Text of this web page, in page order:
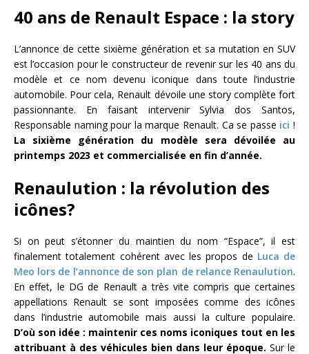
40 ans de Renault Espace : la story
L’annonce de cette sixième génération et sa mutation en SUV
est l’occasion pour le constructeur de revenir sur les 40 ans du
modèle et ce nom devenu iconique dans toute l’industrie
automobile. Pour cela, Renault dévoile une story complète fort
passionnante. En faisant intervenir Sylvia dos Santos,
Responsable naming pour la marque Renault. Ca se passe ici !
La sixième génération du modèle sera dévoilée au
printemps 2023 et commercialisée en fin d’année.
Renaulution : la révolution des
icônes?
Si on peut s’étonner du maintien du nom “Espace”, il est
finalement totalement cohérent avec les propos de Luca de
Meo lors de l’annonce de son plan de relance Renaulution.
En effet, le DG de Renault a très vite compris que certaines
appellations Renault se sont imposées comme des icônes
dans l’industrie automobile mais aussi la culture populaire.
D’où son idée : maintenir ces noms iconiques tout en les
attribuant à des véhicules bien dans leur époque. Sur le